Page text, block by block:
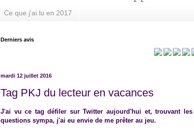
Ce que j'ai lu en 2017
Derniers avis
mardi 12 juillet 2016
Tag PKJ du lecteur en vacances
J'ai vu ce tag défiler sur Twitter aujourd'hui et, trouvant les
questions sympa, j'ai eu envie de me prêter au jeu.